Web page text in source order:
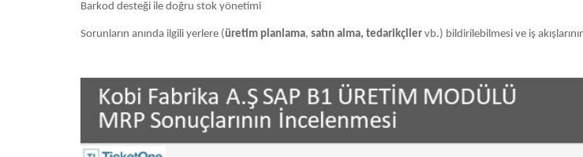
Barkod desteği ile doğru stok yönetimi
Sorunların anında ilgili yerlere (üretim planlama, satın alma, tedarikçiler vb.) bildirilebilmesi ve iş